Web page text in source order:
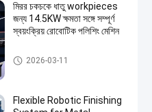
মিরর চকচকে ধাতু workpieces
জন্য 14.5KW ক্ষমতা সঙ্গে সম্পূর্ণ
স্বয়ংক্রিয় রোবোটিক পলিশিং মেশিন
রোবট ডিবারিং গ্রিলিং এবং পোলিশিং মেশিন
2026-03-11
Flexible Robotic Finishing